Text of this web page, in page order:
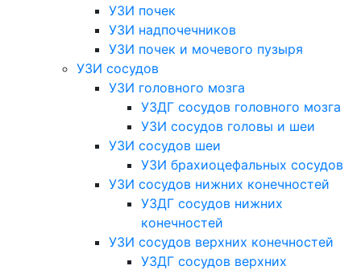
УЗИ почек
УЗИ надпочечников
УЗИ почек и мочевого пузыря
УЗИ сосудов
УЗИ головного мозга
УЗДГ сосудов головного мозга
УЗИ сосудов головы и шеи
УЗИ сосудов шеи
УЗИ брахиоцефальных сосудов
УЗИ сосудов нижних конечностей
УЗДГ сосудов нижних
конечностей
УЗИ сосудов верхних конечностей
УЗДГ сосудов верхних